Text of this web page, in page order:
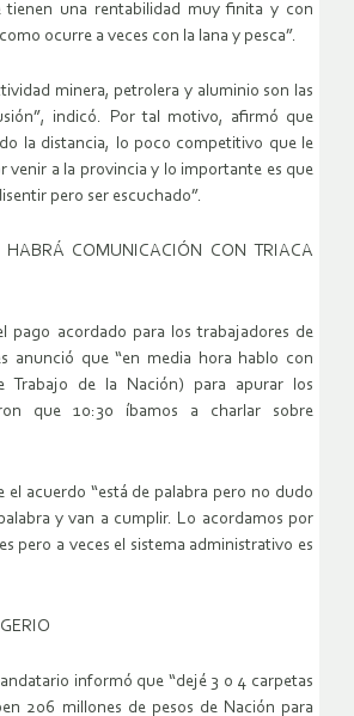
tienen una rentabilidad muy finita y con
ocurre a veces con la lana y pesca”.
minera, petrolera y aluminio son las
indicó. Por tal motivo, afirmó que
la distancia, lo poco competitivo que le
venir a la provincia y lo importante es que
pero ser escuchado”.
HABRÁ COMUNICACIÓN CON TRIACA
pago acordado para los trabajadores de
anunció que “en media hora hablo con
Trabajo de la Nación) para apurar los
que 10:30 íbamos a charlar sobre
el acuerdo “está de palabra pero no dudo
y van a cumplir. Lo acordamos por
pero a veces el sistema administrativo es
informó que “dejé 3 o 4 carpetas
206 millones de pesos de Nación para